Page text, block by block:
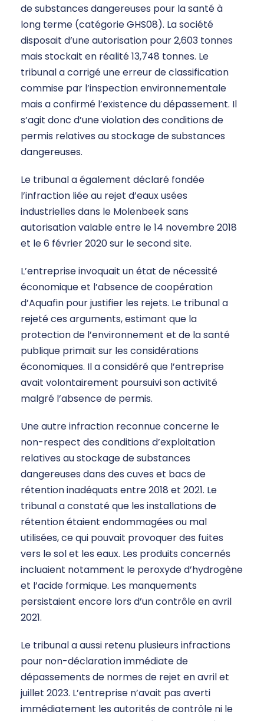
de substances dangereuses pour la santé à
long terme (catégorie GHS08). La société
disposait d’une autorisation pour 2,603 tonnes
mais stockait en réalité 13,748 tonnes. Le
tribunal a corrigé une erreur de classification
commise par l’inspection environnementale
mais a confirmé l’existence du dépassement. Il
s’agit donc d’une violation des conditions de
permis relatives au stockage de substances
dangereuses.
Le tribunal a également déclaré fondée
l’infraction liée au rejet d’eaux usées
industrielles dans le Molenbeek sans
autorisation valable entre le 14 novembre 2018
et le 6 février 2020 sur le second site.
L’entreprise invoquait un état de nécessité
économique et l’absence de coopération
d’Aquafin pour justifier les rejets. Le tribunal a
rejeté ces arguments, estimant que la
protection de l’environnement et de la santé
publique primait sur les considérations
économiques. Il a considéré que l’entreprise
avait volontairement poursuivi son activité
malgré l’absence de permis.
Une autre infraction reconnue concerne le
non-respect des conditions d’exploitation
relatives au stockage de substances
dangereuses dans des cuves et bacs de
rétention inadéquats entre 2018 et 2021. Le
tribunal a constaté que les installations de
rétention étaient endommagées ou mal
utilisées, ce qui pouvait provoquer des fuites
vers le sol et les eaux. Les produits concernés
incluaient notamment le peroxyde d’hydrogène
et l’acide formique. Les manquements
persistaient encore lors d’un contrôle en avril
2021.
Le tribunal a aussi retenu plusieurs infractions
pour non-déclaration immédiate de
dépassements de normes de rejet en avril et
juillet 2023. L’entreprise n’avait pas averti
immédiatement les autorités de contrôle ni le